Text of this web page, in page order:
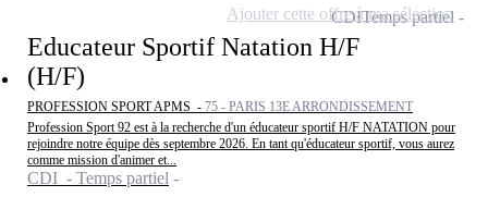
Educateur Sportif Natation H/F
(H/F)
PROFESSION SPORT APMS - 75 - PARIS 13E ARRONDISSEMENT
Profession Sport 92 est à la recherche d'un éducateur sportif H/F NATATION pour
rejoindre notre équipe dès septembre 2026. En tant qu'éducateur sportif, vous aurez
comme mission d'animer et...
CDI - Temps partiel
CDITemps partiel
Ajouter cette offre à ma sélection